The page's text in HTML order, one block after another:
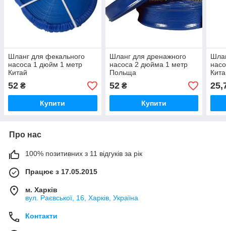
Шланг для фекального
насоса 1 дюйм 1 метр
Китай
52 ₴
Купити
Шланг для дренажного
насоса 2 дюйма 1 метр
Польща
52₴
Купити
Про нас
100% позитивних з 11 відгуків за рік
Працює з 17.05.2015
м. Харків
вул. Раєвської, 16, Харків, Україна
Контакти